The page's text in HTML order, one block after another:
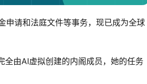
申请和法庭文件等事务，现已成为全球
全由AI虚拟创建的内阁成员，她的任务